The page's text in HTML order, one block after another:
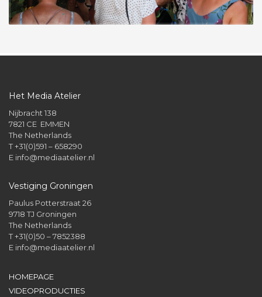
Het Media Atelier
Nijbracht 138
7821 CE EMMEN
The Netherlands
T +31(0)591 – 658290
E info@mediaatelier.nl
Vestiging Groningen
Paulus Potterstraat 26
9718 TJ Groningen
The Netherlands
T +31(0)50 – 7852388
E info@mediaatelier.nl
HOMEPAGE
VIDEOPRODUCTIES